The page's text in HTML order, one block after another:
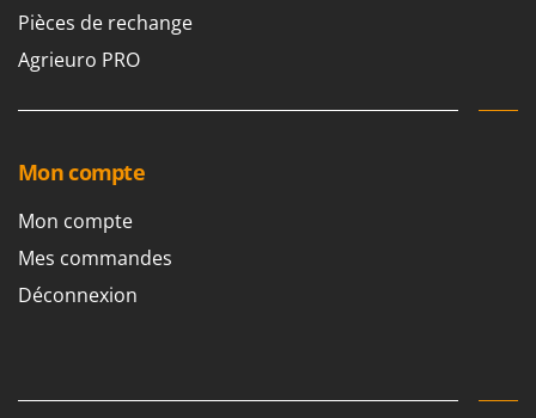
Pièces de rechange
Agrieuro PRO
Mon compte
Mon compte
Mes commandes
Déconnexion